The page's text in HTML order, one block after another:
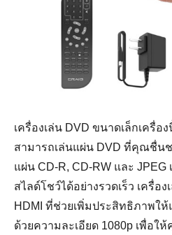
เครื่องเล่น DVD ขนาดเล็กเครื่
สามารถเล่นแผ่น DVD ที่คุณชื่น
แผ่น CD-R, CD-RW และ
สไลด์โชว์ได้อย่างรวดเร็ว เครื่อ
HDMI ที่ช่วยเพิ่มประสิทธิภาพ
ด้วยความละเอียด 1080p เพื่อใ